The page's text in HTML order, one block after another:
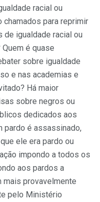
racial ou
para reprimir
de igualdade racial ou
é quase
sobre igualdade
e nas academias e
Há maior
sobre negros ou
dedicados aos
pardo é assassinado,
ele era pardo ou
impondo a todos os
aos pardos a
mais provavelmente
pelo Ministério